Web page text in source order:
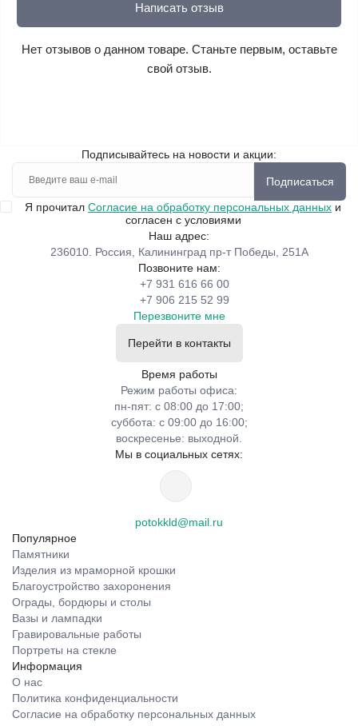
Написать отзыв
Нет отзывов о данном товаре. Станьте первым, оставьте
свой отзыв.
Подписывайтесь на новости и акции:
Подписаться
Я прочитал Согласие на обработку персональных данных и
согласен с условиями
Наш адрес:
236010. Россия, Калининград пр-т Победы, 251А
Позвоните нам:
+7 931 616 66 00
+7 906 215 52 99
Перезвоните мне
Перейти в контакты
Время работы
Режим работы офиса:
пн-пят: с 08:00 до 17:00;
суббота: с 09:00 до 16:00;
воскресенье: выходной.
Мы в социальных сетях:
potokkld@mail.ru
Популярное
Памятники
Изделия из мраморной крошки
Благоустройство захоронения
Ограды, бордюры и столы
Вазы и лампадки
Гравировальные работы
Портреты на стекле
Информация
О нас
Политика конфиденциальности
Согласие на обработку персональных данных